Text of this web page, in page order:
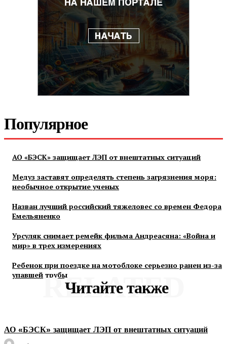
Популярное
АО «БЭСК» защищает ЛЭП от внештатных ситуаций
Медуз заставят определять степень загрязнения моря:
необычное открытие ученых
Назван лучший российский тяжеловес со времен Федора
Емельяненко
Урсуляк снимает ремейк фильма Андреасяна: «Война и
мир» в трех измерениях
Ребенок при поездке на мотоблоке серьезно ранен из-за
упавшей трубы
Читайте также
RELATED
АО «БЭСК» защищает ЛЭП от внештатных ситуаций